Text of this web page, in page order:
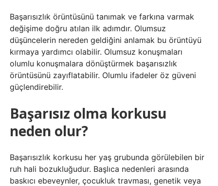
Başarısızlık örüntüsünü tanımak ve farkına varmak
değişime doğru atılan ilk adımdır. Olumsuz
düşüncelerin nereden geldiğini anlamak bu örüntüyü
kırmaya yardımcı olabilir. Olumsuz konuşmaları
olumlu konuşmalara dönüştürmek başarısızlık
örüntüsünü zayıflatabilir. Olumlu ifadeler öz güveni
güçlendirebilir.
Başarısız olma korkusu
neden olur?
Başarısızlık korkusu her yaş grubunda görülebilen bir
ruh hali bozukluğudur. Başlıca nedenleri arasında
baskıcı ebeveynler, çocukluk travması, genetik veya